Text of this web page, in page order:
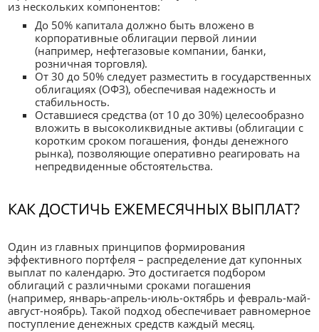
из нескольких компонентов:
До 50% капитала должно быть вложено в
корпоративные облигации первой линии
(например, нефтегазовые компании, банки,
розничная торговля).
От 30 до 50% следует разместить в государственных
облигациях (ОФЗ), обеспечивая надежность и
стабильность.
Оставшиеся средства (от 10 до 30%) целесообразно
вложить в высоколиквидные активы (облигации с
коротким сроком погашения, фонды денежного
рынка), позволяющие оперативно реагировать на
непредвиденные обстоятельства.
КАК ДОСТИЧЬ ЕЖЕМЕСЯЧНЫХ ВЫПЛАТ?
Один из главных принципов формирования
эффективного портфеля – распределение дат купонных
выплат по календарю. Это достигается подбором
облигаций с различными сроками погашения
(например, январь-апрель-июль-октябрь и февраль-май-
август-ноябрь). Такой подход обеспечивает равномерное
поступление денежных средств каждый месяц.